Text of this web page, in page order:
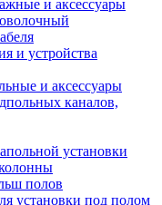
и аксессуары
и устройства
и аксессуары
каналов,
установки
полов
установки под полом